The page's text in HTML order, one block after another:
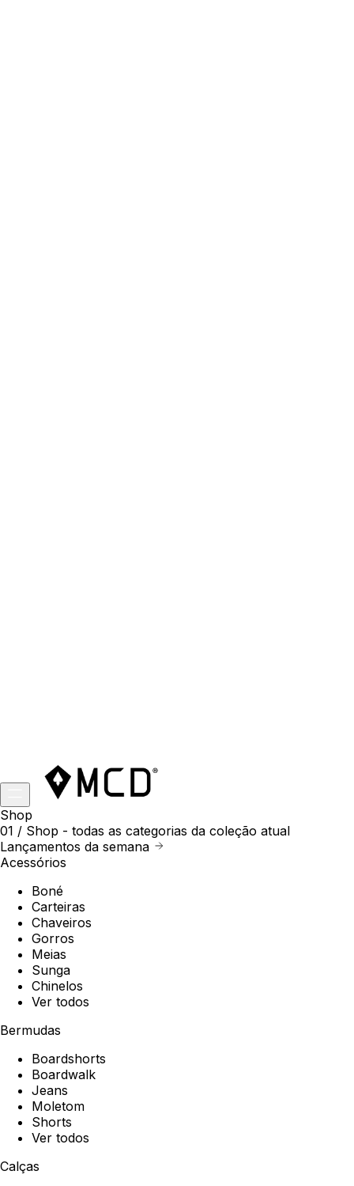
Shop
01 / Shop - todas as categorias da coleção atual
Lançamentos da semana
Acessórios
Boné
Carteiras
Chaveiros
Gorros
Meias
Sunga
Chinelos
Ver todos
Bermudas
Boardshorts
Boardwalk
Jeans
Moletom
Shorts
Ver todos
Calças